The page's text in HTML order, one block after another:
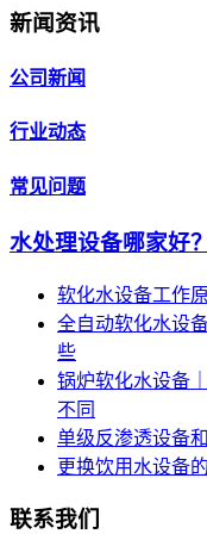
新闻资讯
公司新闻
行业动态
常见问题
水处理设备哪家好？
软化水设备工作
全自动软化水设
些
锅炉软化水设备
不同
单级反渗透设备
更换饮用水设备
联系我们